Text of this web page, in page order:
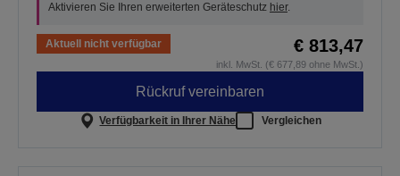
Aktivieren Sie Ihren erweiterten Geräteschutz hier.
Aktuell nicht verfügbar € 813,47
inkl. MwSt. (€ 677,89 ohne MwSt.)
Rückruf vereinbaren
Verfügbarkeit in Ihrer Nähe Vergleichen